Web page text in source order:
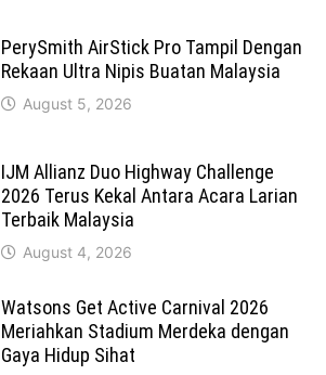
PerySmith AirStick Pro Tampil Dengan
Rekaan Ultra Nipis Buatan Malaysia
August 5, 2026
IJM Allianz Duo Highway Challenge
2026 Terus Kekal Antara Acara Larian
Terbaik Malaysia
August 4, 2026
Watsons Get Active Carnival 2026
Meriahkan Stadium Merdeka dengan
Gaya Hidup Sihat